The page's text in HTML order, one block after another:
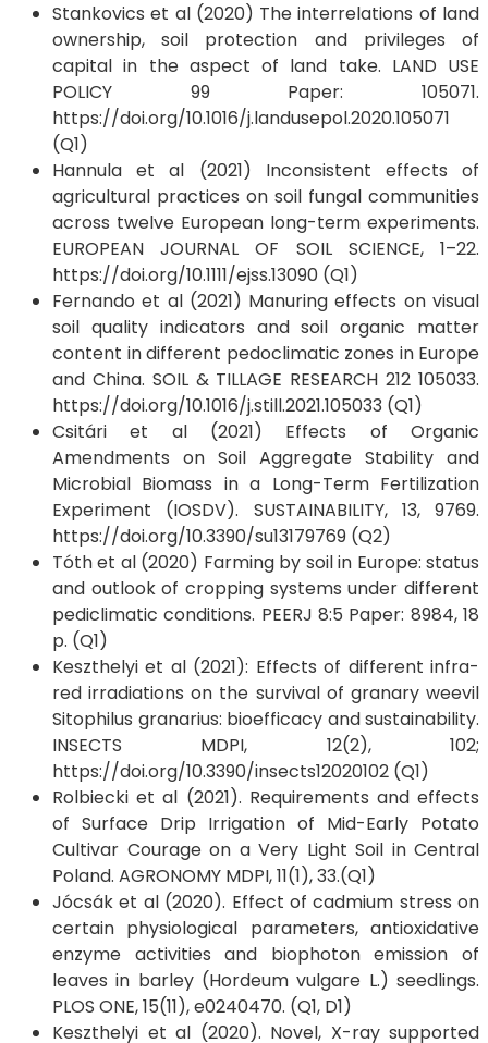
Stankovics et al (2020) The interrelations of land
ownership, soil protection and privileges of
capital in the aspect of land take. LAND USE
POLICY 99 Paper: 105071.
https://doi.org/10.1016/j.landusepol.2020.105071
(Q1)
Hannula et al (2021) Inconsistent effects of
agricultural practices on soil fungal communities
across twelve European long-term experiments.
EUROPEAN JOURNAL OF SOIL SCIENCE, 1–22.
https://doi.org/10.1111/ejss.13090 (Q1)
Fernando et al (2021) Manuring effects on visual
soil quality indicators and soil organic matter
content in different pedoclimatic zones in Europe
and China. SOIL & TILLAGE RESEARCH 212 105033.
https://doi.org/10.1016/j.still.2021.105033 (Q1)
Csitári et al (2021) Effects of Organic
Amendments on Soil Aggregate Stability and
Microbial Biomass in a Long-Term Fertilization
Experiment (IOSDV). SUSTAINABILITY, 13, 9769.
https://doi.org/10.3390/su13179769 (Q2)
Tóth et al (2020) Farming by soil in Europe: status
and outlook of cropping systems under different
pediclimatic conditions. PEERJ 8:5 Paper: 8984, 18
p. (Q1)
Keszthelyi et al (2021): Effects of different infra-
red irradiations on the survival of granary weevil
Sitophilus granarius: bioefficacy and sustainability.
INSECTS MDPI, 12(2), 102;
https://doi.org/10.3390/insects12020102 (Q1)
Rolbiecki et al (2021). Requirements and effects
of Surface Drip Irrigation of Mid-Early Potato
Cultivar Courage on a Very Light Soil in Central
Poland. AGRONOMY MDPI, 11(1), 33.(Q1)
Jócsák et al (2020). Effect of cadmium stress on
certain physiological parameters, antioxidative
enzyme activities and biophoton emission of
leaves in barley (Hordeum vulgare L.) seedlings.
PLOS ONE, 15(11), e0240470. (Q1, D1)
Keszthelyi et al (2020). Novel, X-ray supported